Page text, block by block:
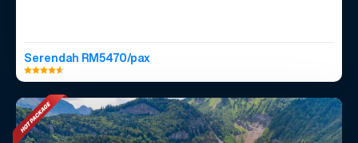
Serendah RM5470/pax